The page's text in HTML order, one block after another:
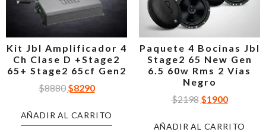
Kit Jbl Amplificador 4
Ch Clase D +Stage2
65+ Stage2 65cf Gen2
$8880 $8290
AÑADIR AL CARRITO
Paquete 4 Bocinas Jbl
Stage2 65 New Gen
6.5 60w Rms 2 Vías
Negro
$2198 $1900
AÑADIR AL CARRITO